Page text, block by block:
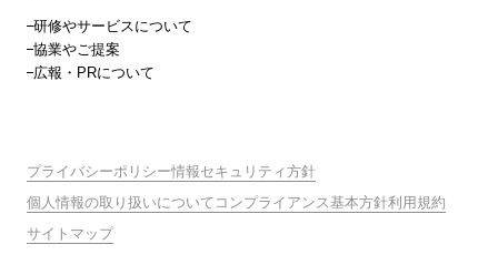
研修やサービスについて
協業やご提案
広報・PRについて
プライバシーポリシー情報セキュリティ方針
個人情報の取り扱いについて コンプライアンス基本方針利用規約
サイトマップ